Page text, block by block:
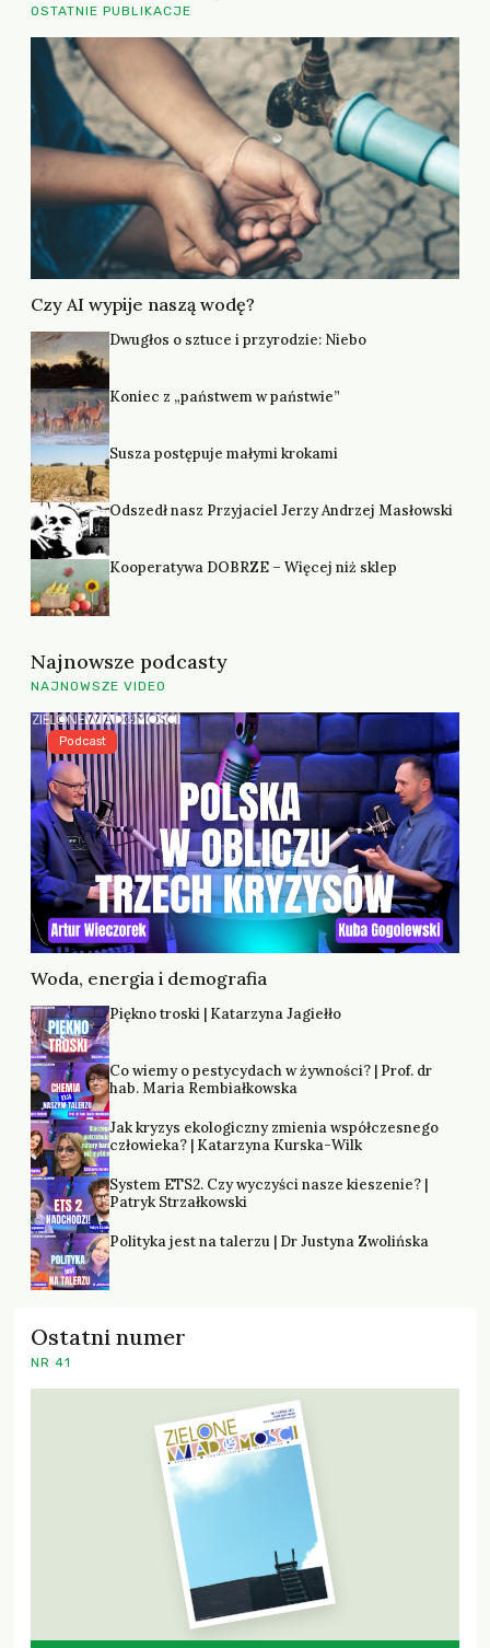
OSTATNIE PUBLIKACJE
Czy AI wypije naszą wodę?
Dwugłos o sztuce i przyrodzie: Niebo
Koniec z „państwem w państwie”
Susza postępuje małymi krokami
Odszedł nasz Przyjaciel Jerzy Andrzej Masłowski
Kooperatywa DOBRZE – Więcej niż sklep
Najnowsze podcasty
NAJNOWSZE VIDEO
Woda, energia i demografia
Podcast
Piękno troski | Katarzyna Jagiełło
Co wiemy o pestycydach w żywności? | Prof. dr
hab. Maria Rembiałkowska
Jak kryzys ekologiczny zmienia współczesnego
człowieka? | Katarzyna Kurska-Wilk
System ETS2. Czy wyczyści nasze kieszenie? |
Patryk Strzałkowski
Polityka jest na talerzu | Dr Justyna Zwolińska
Ostatni numer
NR 41